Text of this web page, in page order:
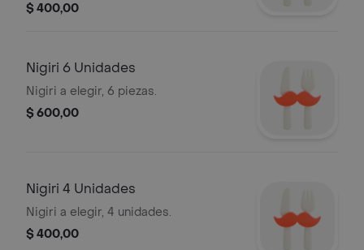
$ 400,00
Nigiri 6 Unidades
Nigiri a elegir, 6 piezas.
$ 600,00
Nigiri 4 Unidades
Nigiri a elegir, 4 unidades.
$ 400,00